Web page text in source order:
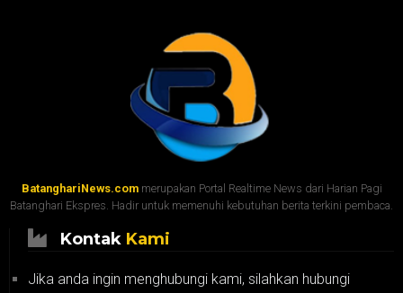
BatanghariNews.commerupakan Portal Realtime News dari Harian Pagi
Batanghari Ekspres. Hadir untuk memenuhi kebutuhan berita terkini pembaca.
Kontak Kami
Jika anda ingin menghubungi kami, silahkan hubungi